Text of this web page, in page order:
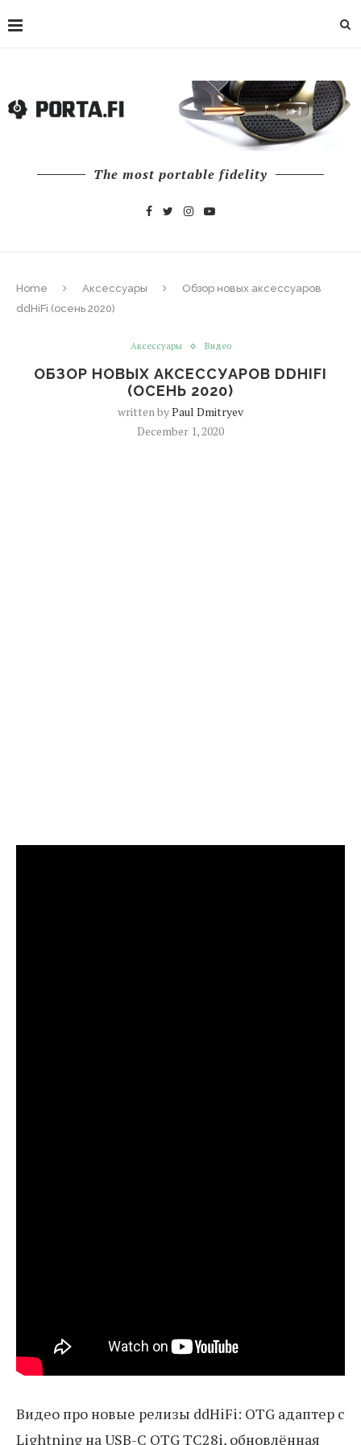
The most portable fidelity
Home Аксессуары
Обзор новых аксессуаров
ddHiFi (осень 2020)
Аксессуары Видео
ОБЗОР НОВЫХ АКСЕССУАРОВ DDHIFI
(ОСЕНЬ 2020)
written byPaul Dmitryev
December 1, 2020
Видео про новые релизы ddHiFi: OTG адаптер с
Lightning на USB-C OTG TC28i, обновлённая